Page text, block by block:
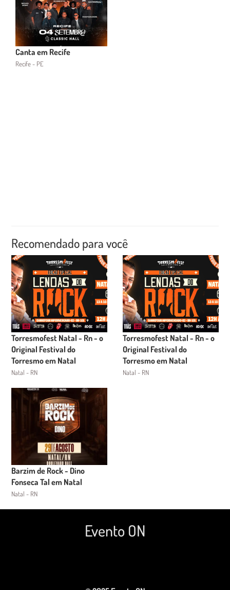
Canta em Recife
Recife - PE
Recomendado para você
Torresmofest Natal - Rn - o
Original Festival do
Torresmo em Natal
Natal - RN
Torresmofest Natal - Rn - o
Original Festival do
Torresmo em Natal
Natal - RN
Barzim de Rock - Dino
Fonseca Tal em Natal
Natal - RN
Evento ON